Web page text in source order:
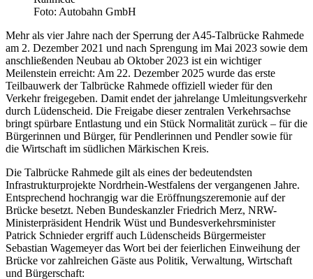
Foto: Autobahn GmbH
Mehr als vier Jahre nach der Sperrung der A45-Talbrücke Rahmede
am 2. Dezember 2021 und nach Sprengung im Mai 2023 sowie dem
anschließenden Neubau ab Oktober 2023 ist ein wichtiger
Meilenstein erreicht: Am 22. Dezember 2025 wurde das erste
Teilbauwerk der Talbrücke Rahmede offiziell wieder für den
Verkehr freigegeben. Damit endet der jahrelange Umleitungsverkehr
durch Lüdenscheid. Die Freigabe dieser zentralen Verkehrsachse
bringt spürbare Entlastung und ein Stück Normalität zurück – für die
Bürgerinnen und Bürger, für Pendlerinnen und Pendler sowie für
die Wirtschaft im südlichen Märkischen Kreis.
Die Talbrücke Rahmede gilt als eines der bedeutendsten
Infrastrukturprojekte Nordrhein-Westfalens der vergangenen Jahre.
Entsprechend hochrangig war die Eröffnungszeremonie auf der
Brücke besetzt. Neben Bundeskanzler Friedrich Merz, NRW-
Ministerpräsident Hendrik Wüst und Bundesverkehrsminister
Patrick Schnieder ergriff auch Lüdenscheids Bürgermeister
Sebastian Wagemeyer das Wort bei der feierlichen Einweihung der
Brücke vor zahlreichen Gäste aus Politik, Verwaltung, Wirtschaft
und Bürgerschaft: